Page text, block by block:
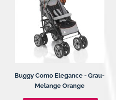
Buggy Como Elegance - Grau-
Melange Orange